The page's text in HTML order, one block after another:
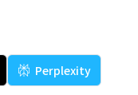
Perplexity